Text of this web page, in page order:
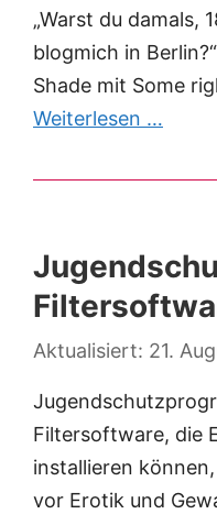
„Warst du damals,
blogmich in
Shade mit Some
Weiterlesen …
21.
Filtersoftware, die
installieren
vor Erotik und